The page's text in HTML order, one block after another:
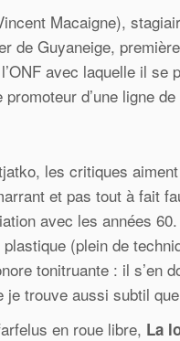
Macaigne),
de Guyaneige,
avec laquelle il
d’une ligne
les critiques
et pas tout à fait
avec les années
(plein de
tonitruante : il
je trouve aussi subtil
en roue libre, La